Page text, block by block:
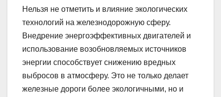
Нельзя не отметить и влияние экологических
технологий на железнодорожную сферу.
Внедрение энергоэффективных двигателей и
использование возобновляемых источников
энергии способствует снижению вредных
выбросов в атмосферу. Это не только делает
железные дороги более экологичными, но и